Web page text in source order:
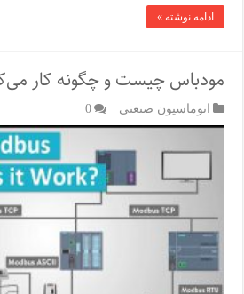
ادامه نوشته »
مودباس چیست و چگونه کار
اتوماسیون صنعتی 0